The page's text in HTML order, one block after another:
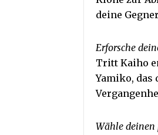
deine
Erforsche
Tritt Kaiho
Yamiko, das
Wähle